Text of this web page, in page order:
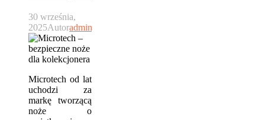
30 września,
2025Autoradmin
Microtech od lat
uchodzi za
markę tworzącą
noże o